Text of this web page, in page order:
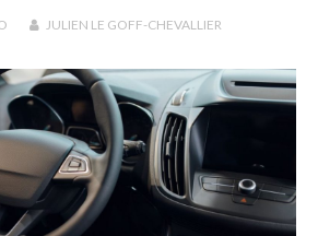
JULIEN LE GOFF-CHEVALLIER